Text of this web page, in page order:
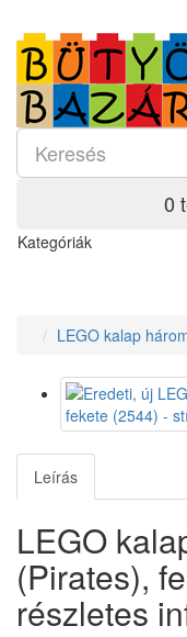
0
Kategóriák
LEGO kalap
Leírás
LEGO
(Pirates),
részletes